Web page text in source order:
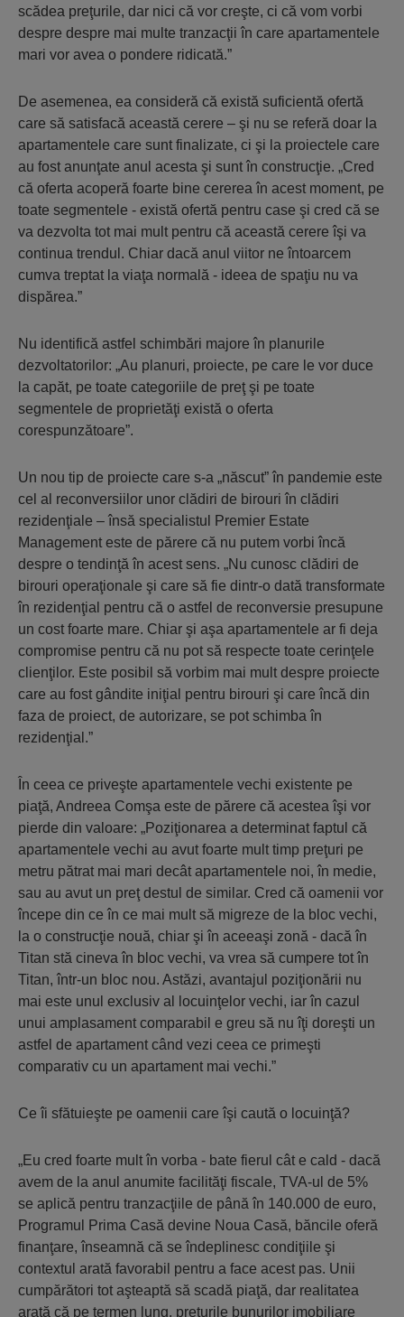
scădea preţurile, dar nici că vor creşte, ci că vom vorbi
despre despre mai multe tranzacţii în care apartamentele
mari vor avea o pondere ridicată.”
De asemenea, ea consideră că există suficientă ofertă
care să satisfacă această cerere – şi nu se referă doar la
apartamentele care sunt finalizate, ci şi la proiectele care
au fost anunţate anul acesta şi sunt în construcţie. „Cred
că oferta acoperă foarte bine cererea în acest moment, pe
toate segmentele - există ofertă pentru case şi cred că se
va dezvolta tot mai mult pentru că această cerere îşi va
continua trendul. Chiar dacă anul viitor ne întoarcem
cumva treptat la viaţa normală - ideea de spaţiu nu va
dispărea.”
Nu identifică astfel schimbări majore în planurile
dezvoltatorilor: „Au planuri, proiecte, pe care le vor duce
la capăt, pe toate categoriile de preţ şi pe toate
segmentele de proprietăţi există o oferta
corespunzătoare”.
Un nou tip de proiecte care s-a „născut” în pandemie este
cel al reconversiilor unor clădiri de birouri în clădiri
rezidenţiale – însă specialistul Premier Estate
Management este de părere că nu putem vorbi încă
despre o tendinţă în acest sens. „Nu cunosc clădiri de
birouri operaţionale şi care să fie dintr-o dată transformate
în rezidenţial pentru că o astfel de reconversie presupune
un cost foarte mare. Chiar şi aşa apartamentele ar fi deja
compromise pentru că nu pot să respecte toate cerinţele
clienţilor. Este posibil să vorbim mai mult despre proiecte
care au fost gândite iniţial pentru birouri şi care încă din
faza de proiect, de autorizare, se pot schimba în
rezidenţial.”
În ceea ce priveşte apartamentele vechi existente pe
piaţă, Andreea Comşa este de părere că acestea îşi vor
pierde din valoare: „Poziţionarea a determinat faptul că
apartamentele vechi au avut foarte mult timp preţuri pe
metru pătrat mai mari decât apartamentele noi, în medie,
sau au avut un preţ destul de similar. Cred că oamenii vor
începe din ce în ce mai mult să migreze de la bloc vechi,
la o construcţie nouă, chiar şi în aceeaşi zonă - dacă în
Titan stă cineva în bloc vechi, va vrea să cumpere tot în
Titan, într-un bloc nou. Astăzi, avantajul poziţionării nu
mai este unul exclusiv al locuinţelor vechi, iar în cazul
unui amplasament comparabil e greu să nu îţi doreşti un
astfel de apartament când vezi ceea ce primeşti
comparativ cu un apartament mai vechi.”
Ce îi sfătuieşte pe oamenii care îşi caută o locuinţă?
„Eu cred foarte mult în vorba - bate fierul cât e cald - dacă
avem de la anul anumite facilităţi fiscale, TVA-ul de 5%
se aplică pentru tranzacţiile de până în 140.000 de euro,
Programul Prima Casă devine Noua Casă, băncile oferă
finanţare, înseamnă că se îndeplinesc condiţiile şi
contextul arată favorabil pentru a face acest pas. Unii
cumpărători tot aşteaptă să scadă piaţă, dar realitatea
arată că pe termen lung, preţurile bunurilor imobiliare